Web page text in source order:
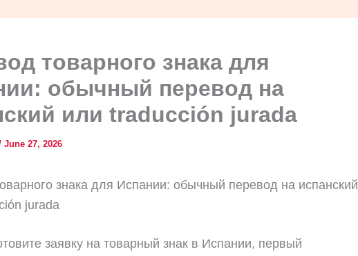
товарного знака для
обычный перевод на
или traducción jurada
June 27, 2026
знака для Испании: обычный перевод на испанский
jurada
заявку на товарный знак в Испании, первый